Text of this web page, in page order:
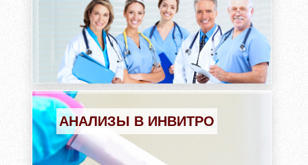
АНАЛИЗЫ В ИНВИТРО